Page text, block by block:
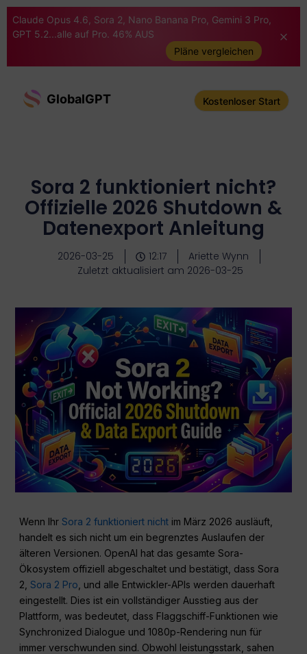
Claude Opus 4.6, Sora 2, Nano Banana Pro, Gemini 3 Pro,
GPT 5.2...alle auf Pro. 46% AUS
Pläne vergleichen
GlobalGPT Kostenloser Start
Sora 2 funktioniert nicht?
Offizielle 2026 Shutdown &
Datenexport Anleitung
2026-03-25 12:17
Ariette Wynn
Zuletzt aktualisiert am 2026-03-25
Wenn IhrSora 2 funktioniert nicht im März 2026 ausläuft,
handelt es sich nicht um ein begrenztes Auslaufen der
älteren Versionen. OpenAI hat das gesamte Sora-
Ökosystem offiziell abgeschaltet und bestätigt, dass Sora
2,Sora 2 Pro , und alle Entwickler-APIs werden dauerhaft
eingestellt. Dies ist ein vollständiger Ausstieg aus der
Plattform, was bedeutet, dass Flaggschiff-Funktionen wie
Synchronized Dialogue und 1080p-Rendering nun für
immer verschwunden sind. Obwohl leistungsstark, sahen